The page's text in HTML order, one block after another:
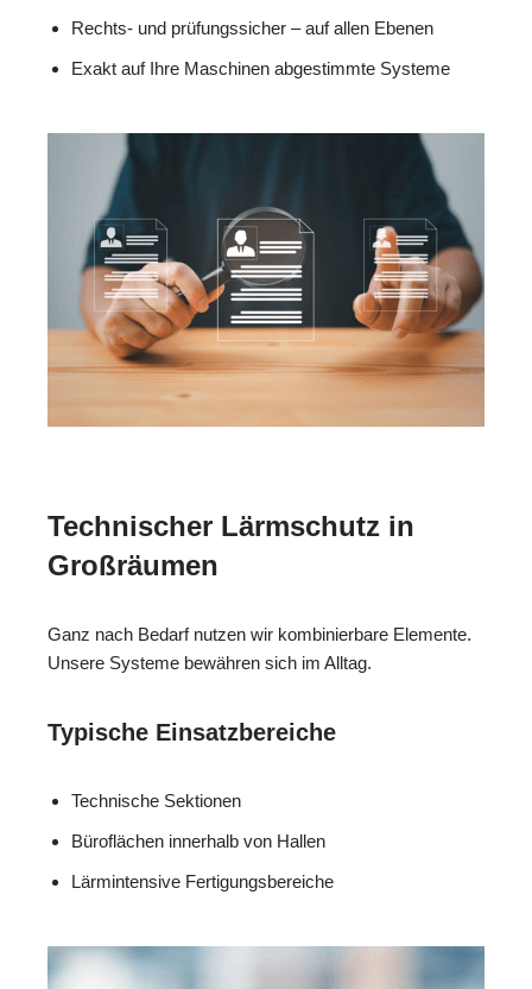
Rechts- und prüfungssicher – auf allen Ebenen
Exakt auf Ihre Maschinen abgestimmte Systeme
Technischer Lärmschutz in
Großräumen
Ganz nach Bedarf nutzen wir kombinierbare Elemente.
Unsere Systeme bewähren sich im Alltag.
Typische Einsatzbereiche
Technische Sektionen
Büroflächen innerhalb von Hallen
Lärmintensive Fertigungsbereiche